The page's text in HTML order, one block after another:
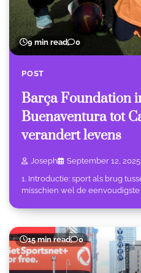
9 min read 0
POST
Barça Foundation
Buenaventura tot
verandert levens
Joseph
September 12, 2025
1. Introductie: sport als brug
misschien wel de eenvoudigste
15 min read 0